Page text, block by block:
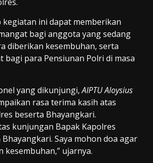
ini dapat memberikan
bagi anggota yang sedang
diberikan kesembuhan, serta
bagi para Pensiunan Polri di masa
yang dikunjungi,AIPTU Aloysius
rasa terima kasih atas
beserta Bhayangkari.
kunjungan Bapak Kapolres
Bhayangkari. Saya mohon doa agar
kesembuhan,” ujarnya.